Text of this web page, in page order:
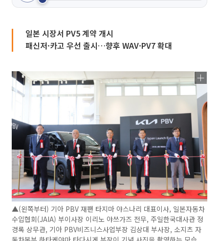
일본 시장서 PV5 계약 개시
패신저·카고 우선 출시…향후 WAV·PV7 확대
▲(왼쪽부터) 기아 PBV 재팬 타지마 야스나리 대표이사, 일본자동차
수입협회(JAIA) 부이사장 이리노 야쓰가즈 전무, 주일한국대사관 정
경록 상무관, 기아 PBV비즈니스사업부장 김상대 부사장, 소지츠 자